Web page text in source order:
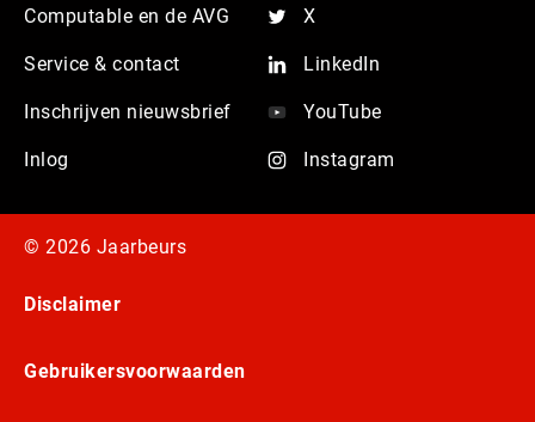
Computable en de AVG
Service & contact
Inschrijven nieuwsbrief
Inlog
X
LinkedIn
YouTube
Instagram
© 2026 Jaarbeurs
Disclaimer
Gebruikersvoorwaarden